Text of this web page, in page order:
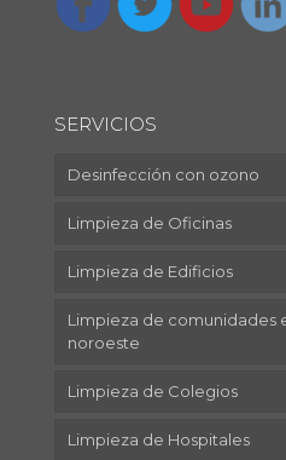
SERVICIOS
Desinfección con ozono
Limpieza de Oficinas
Limpieza de Edificios
Limpieza de comunidades
noroeste
Limpieza de Colegios
Limpieza de Hospitales